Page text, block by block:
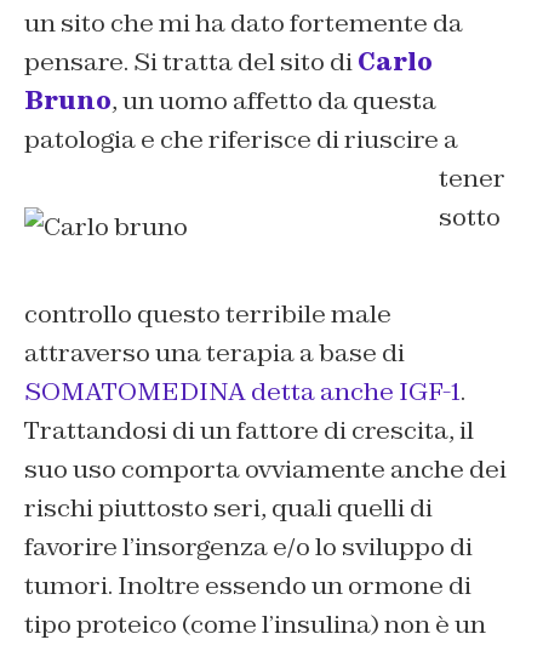
un sito che mi ha dato fortemente da
pensare. Si tratta del sito diCarlo
Bruno, un uomo affetto da questa
patologia e che riferisce di riuscire a
tener
sotto
controllo questo terribile male
attraverso una terapia a base di
SOMATOMEDINA detta anche IGF-1.
Trattandosi di un fattore di crescita, il
suo uso comporta ovviamente anche dei
rischi piuttosto seri, quali quelli di
favorire l’insorgenza e/o lo sviluppo di
tumori. Inoltre essendo un ormone di
tipo proteico (come l’insulina) non è un